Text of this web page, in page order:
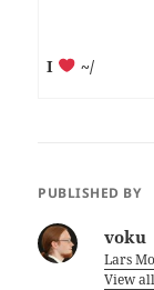
I ~/
PUBLISHED BY
voku
Lars
View